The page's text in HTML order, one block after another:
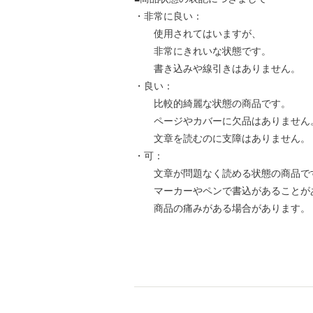
・非常に良い：
使用されてはいますが、
非常にきれいな状態です。
書き込みや線引きはありません。
・良い：
比較的綺麗な状態の商品です。
ページやカバーに欠品はありません
文章を読むのに支障はありません。
・可：
文章が問題なく読める状態の商品で
マーカーやペンで書込があることが
商品の痛みがある場合があります。